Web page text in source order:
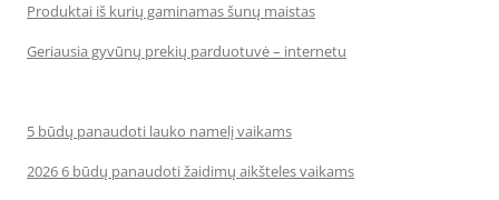
Produktai iš kurių gaminamas šunų maistas
Geriausia gyvūnų prekių parduotuvė – internetu
5 būdų panaudoti lauko namelį vaikams
2026 6 būdų panaudoti žaidimų aikšteles vaikams